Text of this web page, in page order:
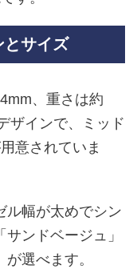
サイズ
、重さは約
ザインで、ミッド
意されていま
ル幅が太めでシン
ンドベージュ」
選べます。